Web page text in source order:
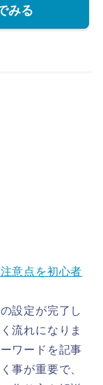
みる
意点を初心者
設定が完了し
流れになりま
ワードを記事
事が重要で、